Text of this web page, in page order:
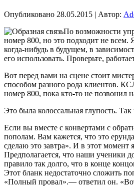
Опубликовано 28.05.2015 | Автор:
По возможности
номер 800, но это подходит не всем.
когда-нибудь в будущем, в
его использовать. Проверьте,
Вот перед вами на сцене стоит
способом разного рода клиентов.
номер 800, пока кто-то не позвонил
Это была колоссальная глупость.
Если вы вместе с конвертами с
пополам. Вам кажется, что это
сделаю это завтра». И в этот
Предполагается, что наши ученики
правило так долго, что в конце
Этот бланк недостаточно сложить
«Полный провал».— ответил он.